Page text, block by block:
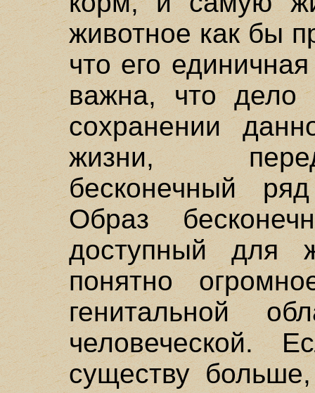
животное как бы
что его
важна, что
сохранении
жизни,
бесконечный
Образ
доступный для
понятно
генитальной
человеческой.
существу